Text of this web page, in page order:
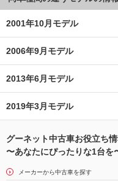
2001年10月モデル
2006年9月モデル
2013年6月モデル
2019年3月モデル
グーネット中古車お役立ち
〜あなたにぴったりな1台を
メーカーから中古車を探す